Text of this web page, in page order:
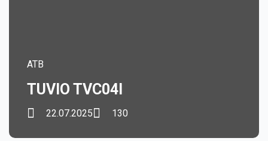
ATB
TUVIO TVC04I
22.07.2025 130